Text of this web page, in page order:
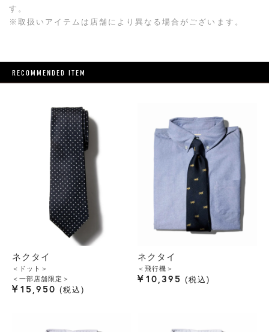
す。
※取扱いアイテムは店舗により異なる場合がございます。
RECOMMENDED ITEM
ネクタイ
＜ドット＞
＜一部店舗限定＞
¥ 15,950 税込
ネクタイ
＜飛行機＞
¥ 10,395 税込